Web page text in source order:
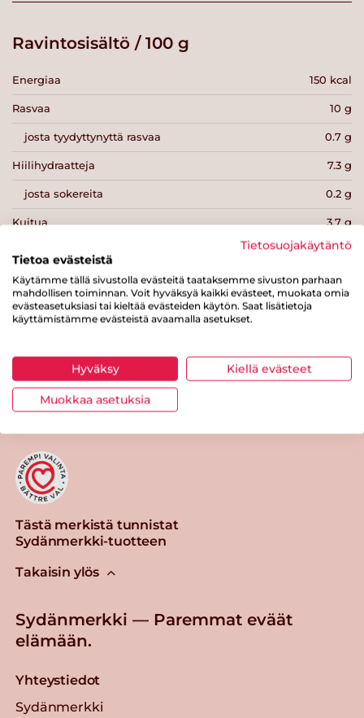
Ravintosisältö / 100 g
Energiaa 150 kcal
Rasvaa 10 g
josta tyydyttynyttä rasvaa 0.7 g
Hiilihydraatteja 7.3 g
josta sokereita 0.2 g
Kuitua 3.7 g
6.1 g
Suolaa 0.9 g
Tulosta sivu Jaa tuote
Tästä merkistä tunnistat
Sydänmerkki-tuotteen
Takaisin ylös
Sydänmerkki — Paremmat eväät
elämään.
Yhteystiedot
Sydänmerkki
Tietosuojakäytäntö
Tietoa evästeistä
Käytämme tällä sivustolla evästeitä taataksemme sivuston parhaan
mahdollisen toiminnan. Voit hyväksyä kaikki evästeet, muokata omia
evästeasetuksiasi tai kieltää evästeiden käytön. Saat lisätietoja
käyttämistämme evästeistä avaamalla asetukset.
Hyväksy Kiellä evästeet
Muokkaa asetuksia